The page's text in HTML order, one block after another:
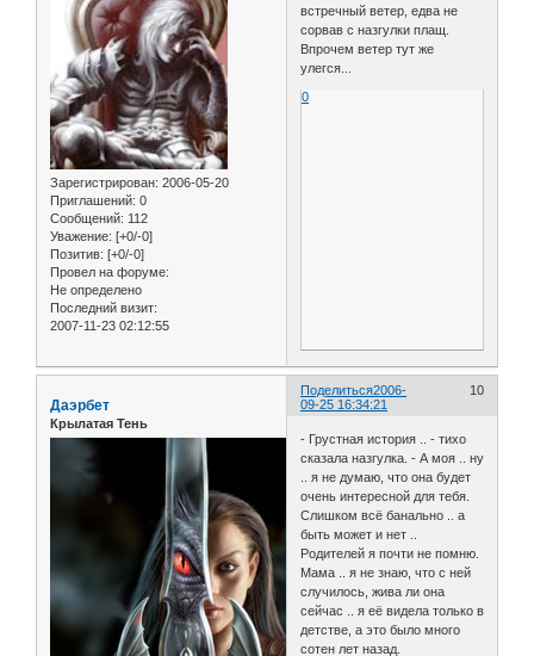
Зарегистрирован: 2006-05-20
Приглашений: 0
Сообщений: 112
Уважение: [+0/-0]
Позитив: [+0/-0]
Провел на форуме:
Не определено
Последний визит:
2007-11-23 02:12:55
встречный ветер, едва не
сорвав с назгулки плащ.
Впрочем ветер тут же
улегся...
0
Поделиться 10
2006-
09-25 16:34:21
Даэрбет
Крылатая Тень
- Грустная история .. - тихо
сказала назгулка. - А моя .. ну
.. я не думаю, что она будет
очень интересной для тебя.
Слишком всё банально .. а
быть может и нет ..
Родителей я почти не помню.
Мама .. я не знаю, что с ней
случилось, жива ли она
сейчас .. я её видела только в
детстве, а это было много
сотен лет назад.